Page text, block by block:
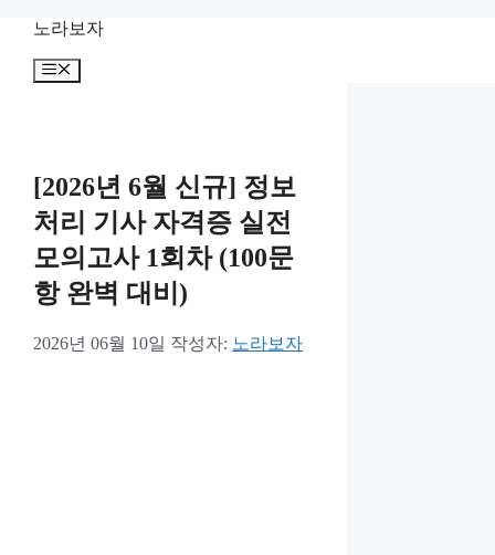
노라보자
메
[2026년 6월 신규] 정보
처리 기사 자격증 실전
모의고사 1회차 (100문
항 완벽 대비)
2026년 06월 10일 작성자: 노라보자